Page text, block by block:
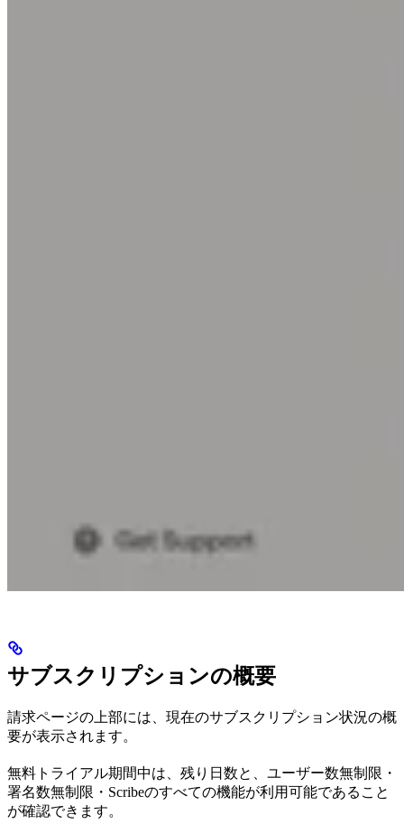
サブスクリプションの概要
請求ページの上部には、現在のサブスクリプション状況の概
要が表示されます。
無料トライアル期間中は、残り日数と、ユーザー数無制限・
署名数無制限・Scribeのすべての機能が利用可能であること
が確認できます。